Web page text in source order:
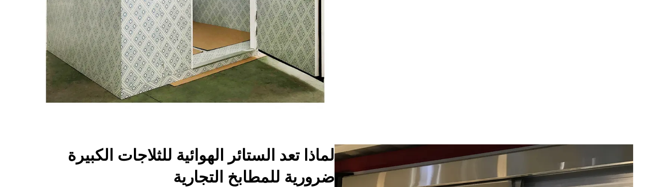
لماذا تعد الستائر الهوائية للثلاجات الكبيرة
ضرورية للمطابخ التجارية